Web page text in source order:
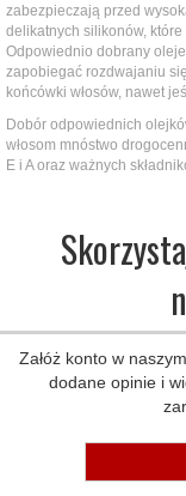
zabezpieczają przed
delikatnych silikonów,
Odpowiednio dobrany
zapobiegać rozdwajaniu
końcówki włosów, nawet
Dobór odpowiednich
włosom mnóstwo
E i A oraz ważnych
Załóż konto w
dodane opinie i